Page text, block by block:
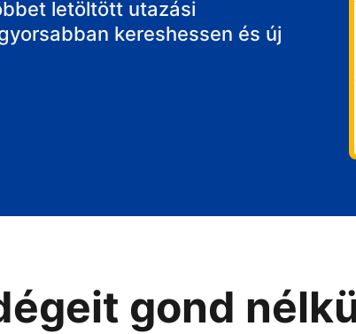
letöltött utazási
kereshessen és új
gond